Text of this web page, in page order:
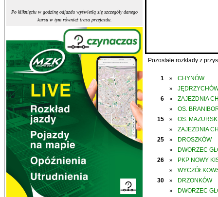
Po kliknięciu w godzinę odjazdu wyświetlą się szczegóły danego
kursu w tym również trasa przejazdu.
Pozostałe rozkłady z
1 » CHYNÓW
»
6
» ZAJEZDNIA
»
OS.
15
» OS.
»
ZAJEZDNIA
25
» DROSZKÓW
»
DWORZEC
26
» PKP NOWY
»
30
» DRZONKÓW
»
DWORZEC